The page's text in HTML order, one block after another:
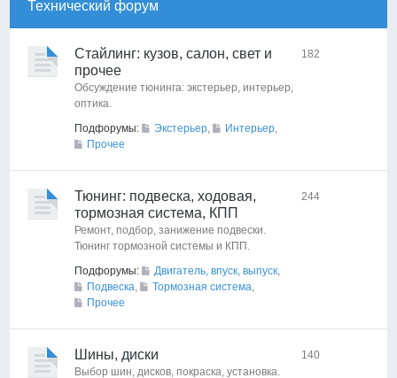
Технический форyм
Стайлинг: кузов, салон, свет и
прочее
Обсуждение тюнинга: экстерьер, интерьер,
оптика.
Подфорумы:
Экстерьер, Интерьер,
Прочее
182
Тюнинг: подвеска, ходовая,
тормозная система, КПП
Ремонт, подбор, занижение подвески.
Тюнинг тормозной системы и КПП.
Подфорумы:
Двигатель, впуск, выпуск,
Подвеска, Тормозная система,
Прочее
244
Шины, диски
Выбор шин, дисков, покраска, установка.
140